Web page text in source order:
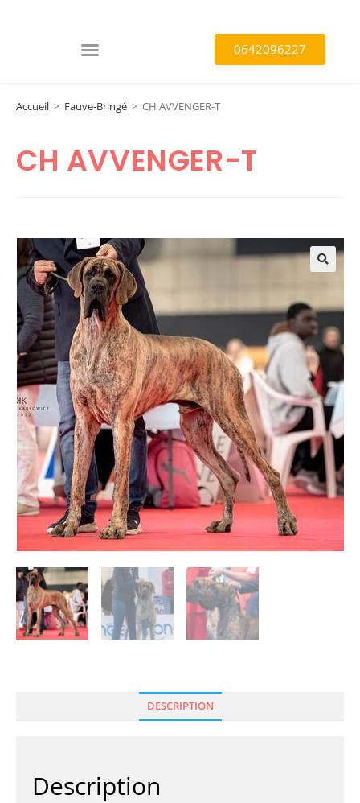
0642096227
Accueil > Fauve-Bringé > CH AVVENGER-T
CH AVVENGER-T
DESCRIPTION
Description